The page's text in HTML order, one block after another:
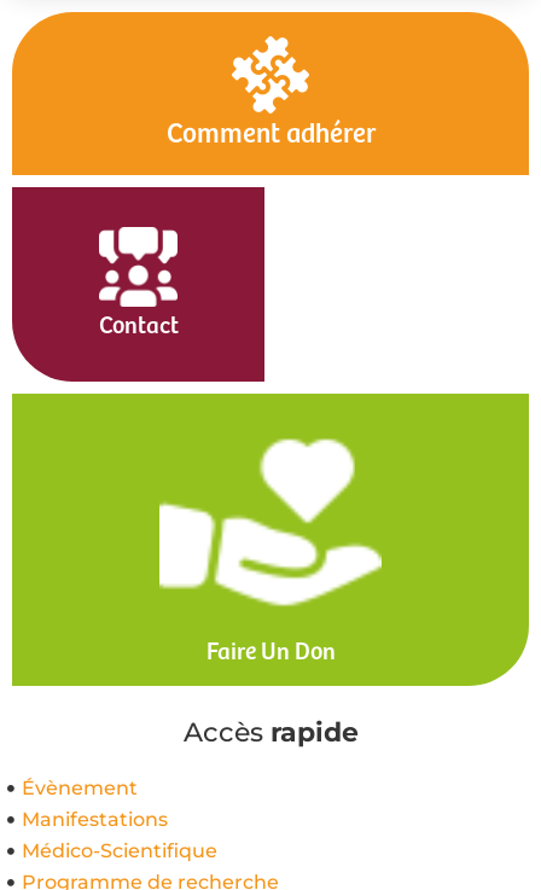
Comment adhérer
Contact
Faire Un Don
Accès rapide
Évènement
Manifestations
Médico-Scientifique
Programme de recherche